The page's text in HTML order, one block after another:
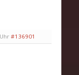
#136901